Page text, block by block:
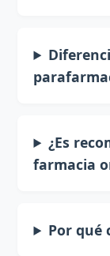
¿Es
farmacia
Por qué